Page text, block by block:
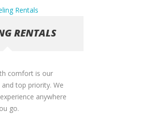
RENTALS
comfort is our
and top priority. We
anywhere
go.